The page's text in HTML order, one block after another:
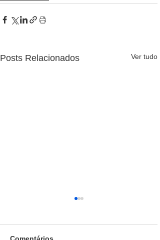
Posts Relacionados Ver tudo